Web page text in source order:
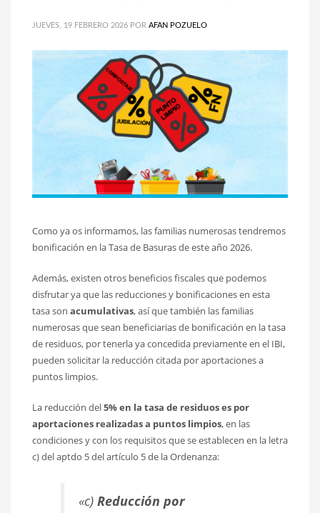
JUEVES, 19 FEBRERO 2026 POR AFAN POZUELO
Como ya os informamos, las familias numerosas tendremos
bonificación en la Tasa de Basuras de este año 2026.
Además, existen otros beneficios fiscales que podemos
disfrutar ya que las reducciones y bonificaciones en esta
tasa son acumulativas, así que también las familias
numerosas que sean beneficiarias de bonificación en la tasa
de residuos, por tenerla ya concedida previamente en el IBI,
pueden solicitar la reducción citada por aportaciones a
puntos limpios.
La reducción del5% en la tasa de residuos es por
aportaciones realizadas a puntos limpios, en las
condiciones y con los requisitos que se establecen en la letra
c) del aptdo 5 del artículo 5 de la Ordenanza:
«c) Reducción por